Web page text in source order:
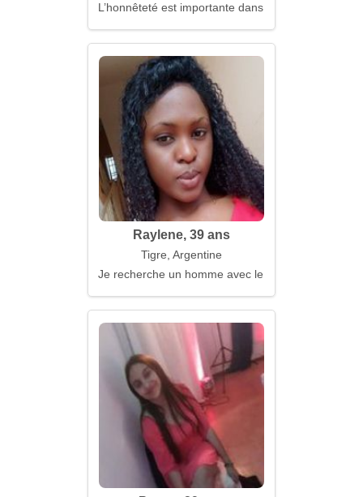
L’honnêteté est importante dans les relations
Raylene, 39 ans
Tigre, Argentine
Je recherche un homme avec le sens de l'humour